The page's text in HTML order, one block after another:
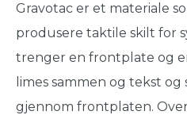
Gravotac er et materiale
produsere taktile skilt for
trenger en frontplate og
limes sammen og tekst
gjennom frontplaten.